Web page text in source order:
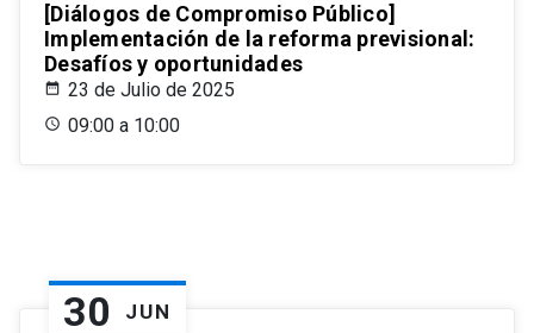
[Diálogos de Compromiso Público]
Implementación de la reforma previsional:
Desafíos y oportunidades
23 de Julio de 2025
09:00 a 10:00
30 JUN